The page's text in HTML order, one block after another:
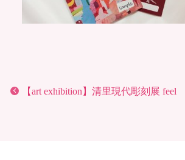
【art exhibition】清里現代彫刻展 feel